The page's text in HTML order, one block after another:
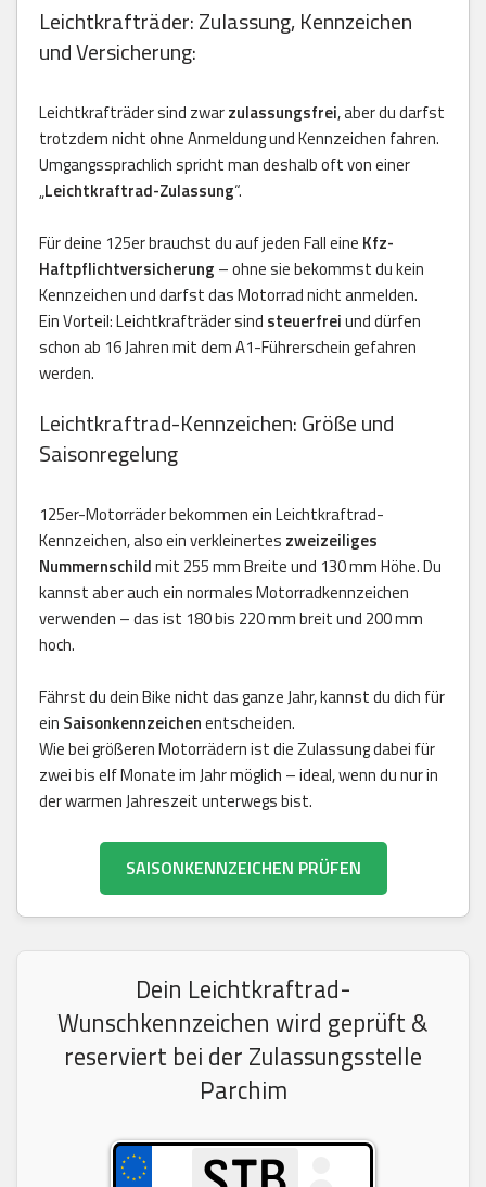
Leichtkrafträder: Zulassung, Kennzeichen
und Versicherung:
Leichtkrafträder sind zwarzulassungsfrei, aber du darfst
trotzdem nicht ohne Anmeldung und Kennzeichen fahren.
Umgangssprachlich spricht man deshalb oft von einer
„Leichtkraftrad-Zulassung“.
Für deine 125er brauchst du auf jeden Fall eine Kfz-
Haftpflichtversicherung – ohne sie bekommst du kein
Kennzeichen und darfst das Motorrad nicht anmelden.
Ein Vorteil: Leichtkrafträder sind steuerfreiund dürfen
schon ab 16 Jahren mit dem A1-Führerschein gefahren
werden.
Leichtkraftrad-Kennzeichen: Größe und
Saisonregelung
125er-Motorräder bekommen ein Leichtkraftrad-
Kennzeichen, also ein verkleinertes zweizeiliges
Nummernschildmit 255 mm Breite und 130 mm Höhe. Du
kannst aber auch ein normales Motorradkennzeichen
verwenden – das ist 180 bis 220 mm breit und 200 mm
hoch.
Fährst du dein Bike nicht das ganze Jahr, kannst du dich für
ein Saisonkennzeichenentscheiden.
Wie bei größeren Motorrädern ist die Zulassung dabei für
zwei bis elf Monate im Jahr möglich – ideal, wenn du nur in
der warmen Jahreszeit unterwegs bist.
SAISONKENNZEICHEN PRÜFEN
Dein Leichtkraftrad-
Wunschkennzeichen wird geprüft &
reserviert bei der Zulassungsstelle
Parchim